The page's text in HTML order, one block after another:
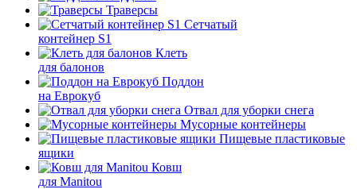
Траверсы
Сетчатый
контейнер S1
Клеть
для балонов
Поддон
на Еврокуб
Отвал для уборки снега
Мусорные контейнеры
Пищевые пластиковые
ящики
Ковш
для Manitou